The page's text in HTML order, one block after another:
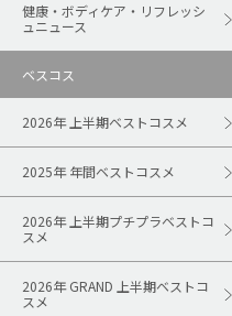
健康・ボディケア・リフレッシ
ュニュース
ベスコス
2026年 上半期ベストコスメ
2025年 年間ベストコスメ
2026年 上半期プチプラベストコ
スメ
2026年 GRAND 上半期ベストコ
スメ